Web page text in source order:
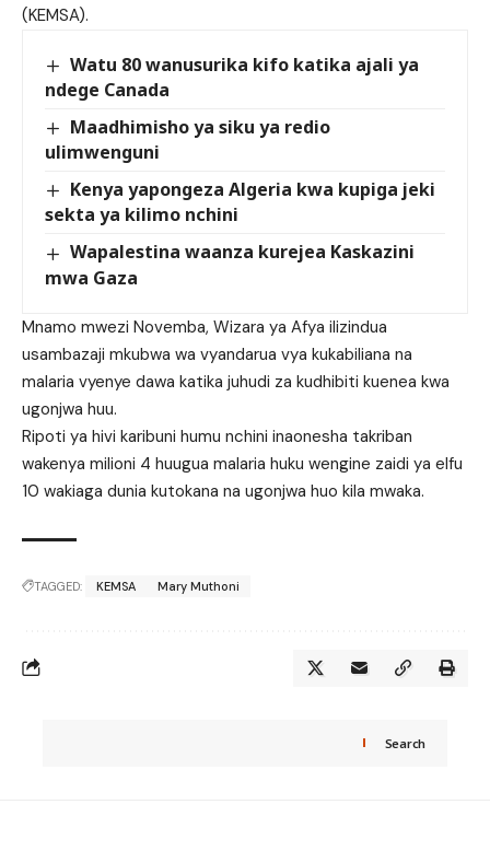
(KEMSA).
Watu 80 wanusurika kifo katika ajali ya
ndege Canada
Maadhimisho ya siku ya redio
ulimwenguni
Kenya yapongeza Algeria kwa kupiga jeki
sekta ya kilimo nchini
Wapalestina waanza kurejea Kaskazini
mwa Gaza
Mnamo mwezi Novemba, Wizara ya Afya ilizindua
usambazaji mkubwa wa vyandarua vya kukabiliana na
malaria vyenye dawa katika juhudi za kudhibiti kuenea kwa
ugonjwa huu.
Ripoti ya hivi karibuni humu nchini inaonesha takriban
wakenya milioni 4 huugua malaria huku wengine zaidi ya elfu
10 wakiaga dunia kutokana na ugonjwa huo kila mwaka.
TAGGED: KEMSA Mary Muthoni
Search